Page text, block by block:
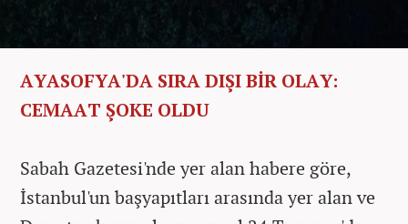
AYASOFYA'DA SIRA DIŞI BİR OLAY:
CEMAAT ŞOKE OLDU
Sabah Gazetesi'nde yer alan habere göre,
İstanbul'un başyapıtları arasında yer alan ve